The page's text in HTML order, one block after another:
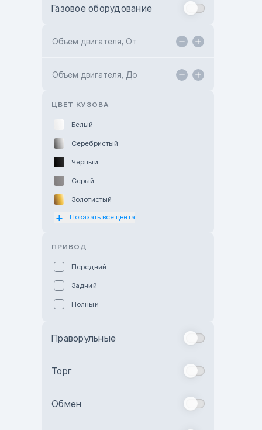
Toyota Kokshetau
Hyundai ShymCity
Газовое оборудование
Объем двигателя, От
Объем двигателя, До
ЦВЕТ КУЗОВА
Белый
Серебристый
Черный
Серый
Золотистый
Оранжевый
Бежевый
Показать все цвета
ПРИВОД
Передний
Задний
Полный
Праворульные
Торг
Обмен